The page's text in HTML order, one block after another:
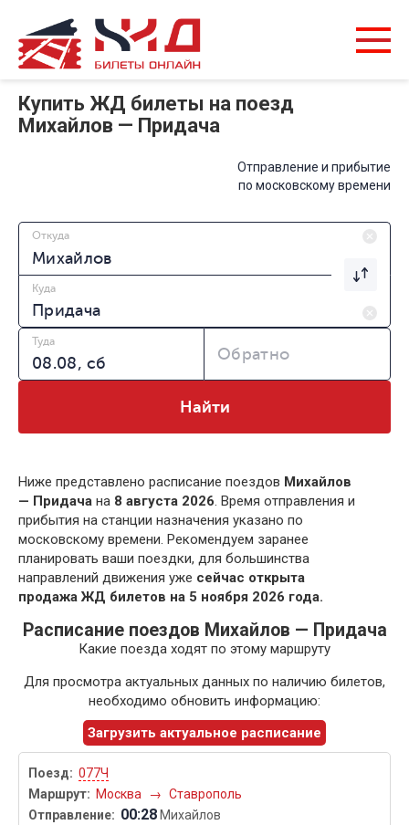
Купить ЖД билеты на поезд
Михайлов — Придача
Отправление и прибытие
по московскому времени
Откуда
Куда
Туда
Обратно
Найти
Ниже представлено расписание поездов Михайлов
— Придача на 8 августа 2026. Время отправления и
прибытия на станции назначения указано по
московскому времени. Рекомендуем заранее
планировать ваши поездки, для большинства
направлений движения уже сейчас открыта
продажа ЖД билетов на 5 ноября 2026 года.
Расписание поездов Михайлов — Придача
Какие поезда ходят по этому маршруту
Для просмотра актуальных данных по наличию билетов,
необходимо обновить информацию:
Загрузить актуальное расписание
077Ч
Москва
→ Ставрополь
00:28 Михайлов